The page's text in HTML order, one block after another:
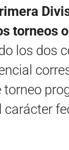
torneos
los dos
torneo
carácter